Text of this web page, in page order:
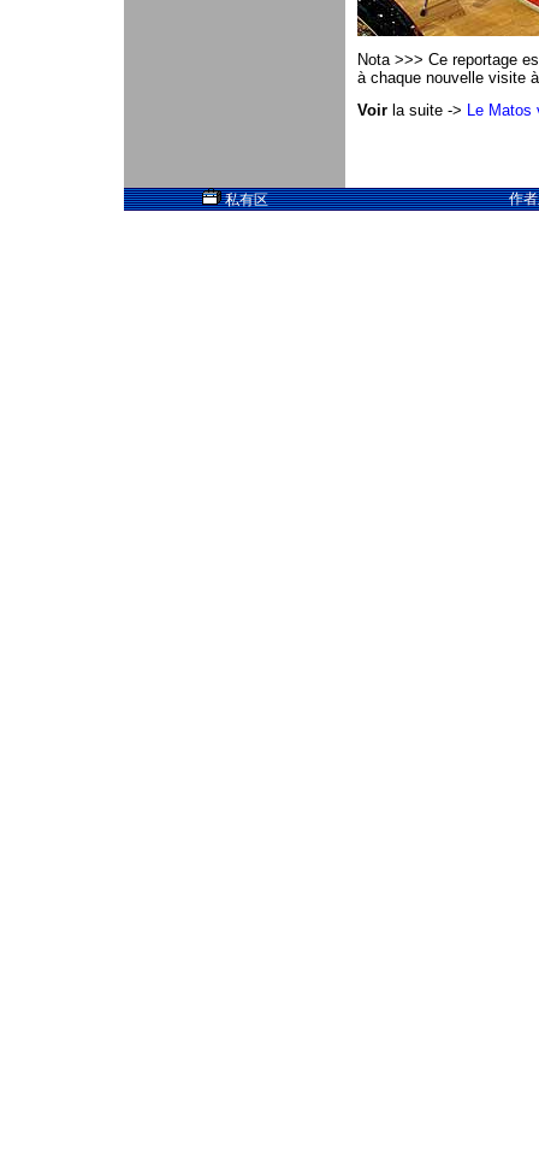
Nota >>> Ce reportage
à chaque nouvelle visite
Voir la suite -> Le Matos
私有区 作